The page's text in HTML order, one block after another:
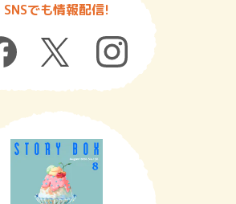
SNSでも情報配信!